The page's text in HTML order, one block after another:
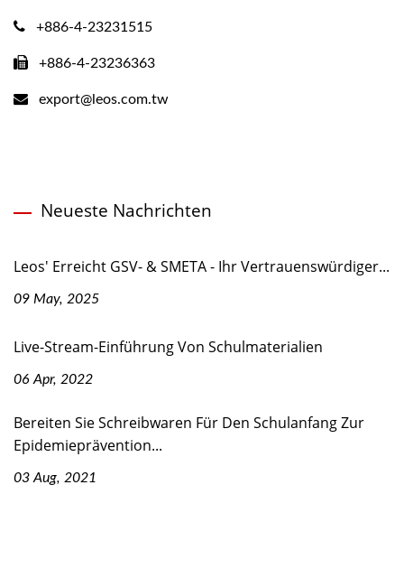
+886-4-23231515
+886-4-23236363
export@leos.com.tw
Neueste Nachrichten
Leos' Erreicht GSV- & SMETA - Ihr Vertrauenswürdiger...
09 May, 2025
Live-Stream-Einführung Von Schulmaterialien
06 Apr, 2022
Bereiten Sie Schreibwaren Für Den Schulanfang Zur
Epidemieprävention...
03 Aug, 2021